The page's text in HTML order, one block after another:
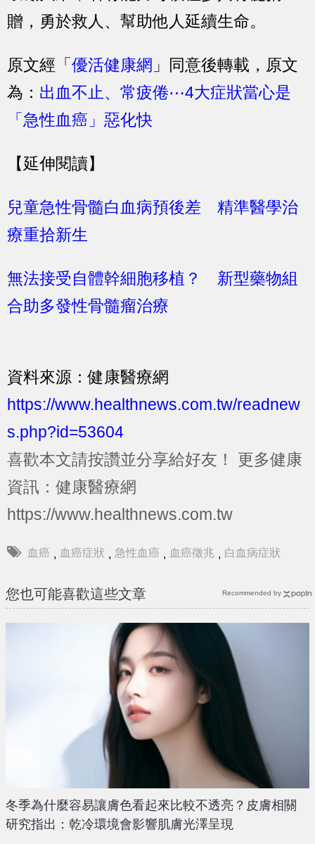
贈，勇於救人、幫助他人延續生命。
原文經「優活健康網 」同意後轉載，原文
為： 出血不止、常疲倦⋯4大症狀當心是
「急性血癌」惡化快
【延伸閱讀】
兒童急性骨髓白血病預後差 精準醫學治
療重拾新生
無法接受自體幹細胞移植？ 新型藥物組
合助多發性骨髓瘤治療
資料來源：健康醫療網
https://www.healthnews.com.tw/readnew
s.php?id=53604
喜歡本文請按讚並分享給好友！
更多健康
資訊：健康醫療網
https://www.healthnews.com.tw
血癌 , 血癌症狀 , 急性血癌 , 血癌徵兆 , 白血病症狀
您也可能喜歡這些文章
冬季為什麼容易讓膚色看起來比較不透亮？皮膚相關
研究指出：乾冷環境會影響肌膚光澤呈現
Recommended by